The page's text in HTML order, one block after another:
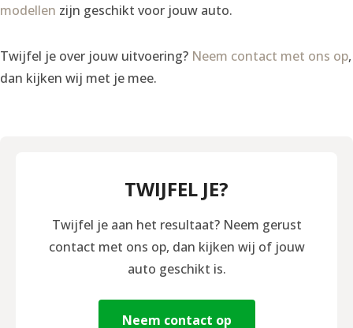
modellen zijn geschikt voor jouw auto.
Twijfel je over jouw uitvoering? Neem contact met ons op,
dan kijken wij met je mee.
TWIJFEL JE?
Twijfel je aan het resultaat? Neem gerust
contact met ons op, dan kijken wij of jouw
auto geschikt is.
Neem contact op